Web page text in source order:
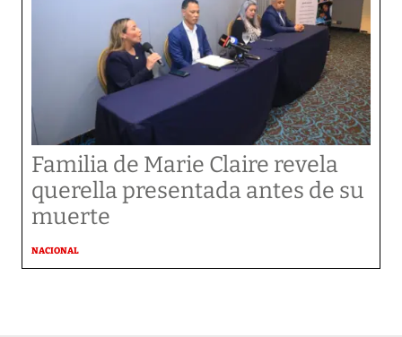
Familia de Marie Claire revela
querella presentada antes de su
muerte
NACIONAL